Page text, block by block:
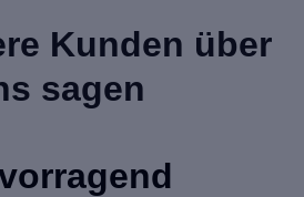
Kunden über
sagen